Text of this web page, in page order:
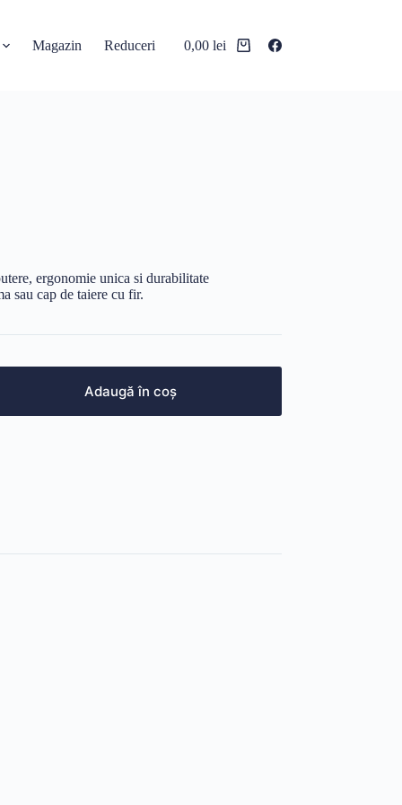
Magazin Reduceri
Coș
0,00lei
ergonomie unica si durabilitate
sau cap de taiere cu fir.
Adaugă în coș